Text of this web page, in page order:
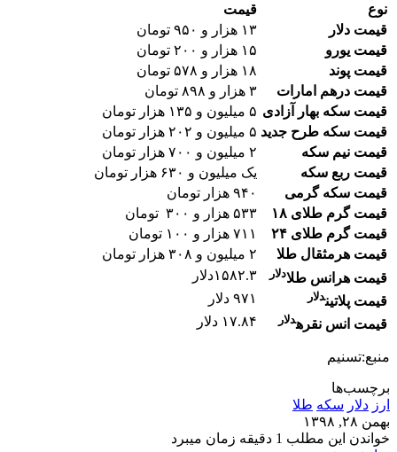
نوع
قیمت
قیمت دلار
۱۳ هزار و ۹۵۰ تومان
قیمت یورو
۱۵ هزار و ۲۰۰ تومان
قیمت پوند
۱۸ هزار و ۵۷۸ تومان
قیمت درهم امارات
۳ هزار و ۸۹۸ تومان
قیمت سکه بهار آزادی ۵ میلیون و ۱۳۵ هزار تومان
قیمت سکه طرح جدید ۵ میلیون و ۲۰۲ هزار تومان
قیمت نیم سکه
۲ میلیون و ۷۰۰ هزار تومان
قیمت ربع سکه
یک میلیون و ۶۳۰ هزار تومان
قیمت سکه گرمی
۹۴۰ هزار تومان
قیمت گرم طلای ۱۸
۵۳۳ هزار و ۳۰۰ تومان
قیمت گرم طلای ۲۴
۷۱۱ هزار و ۱۰۰ تومان
قیمت هرمثقال طلا
۲ میلیون و ۳۰۸ هزار تومان
قیمت هرانس طلادلار
۱۵۸۲.۳دلار
قیمت پلاتیندلار
۹۷۱ دلار
قیمت انس نقرهدلار ۱۷.۸۴ دلار
منبع:تسنیم
برچسب‌ها
ارز دلار سکه طلا
بهمن ۲۸, ۱۳۹۸
خواندن این مطلب 1 دقیقه زمان میبرد